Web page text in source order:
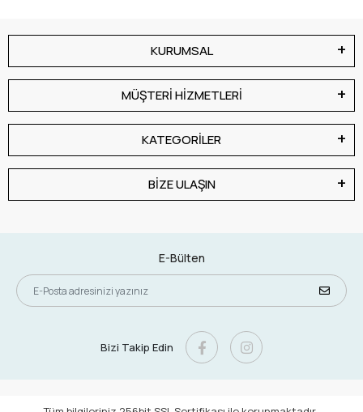
KURUMSAL
MÜŞTERİ HİZMETLERİ
KATEGORİLER
BİZE ULAŞIN
E-Bülten
Bizi Takip Edin